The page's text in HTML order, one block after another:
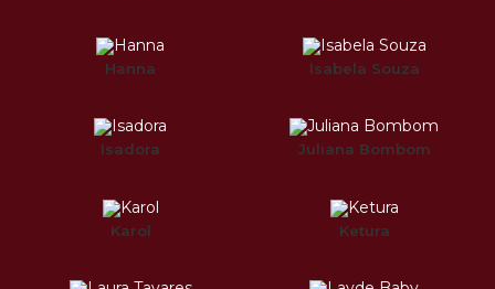
Hanna Isabela Souza
Isadora Juliana Bombom
Karol Ketura